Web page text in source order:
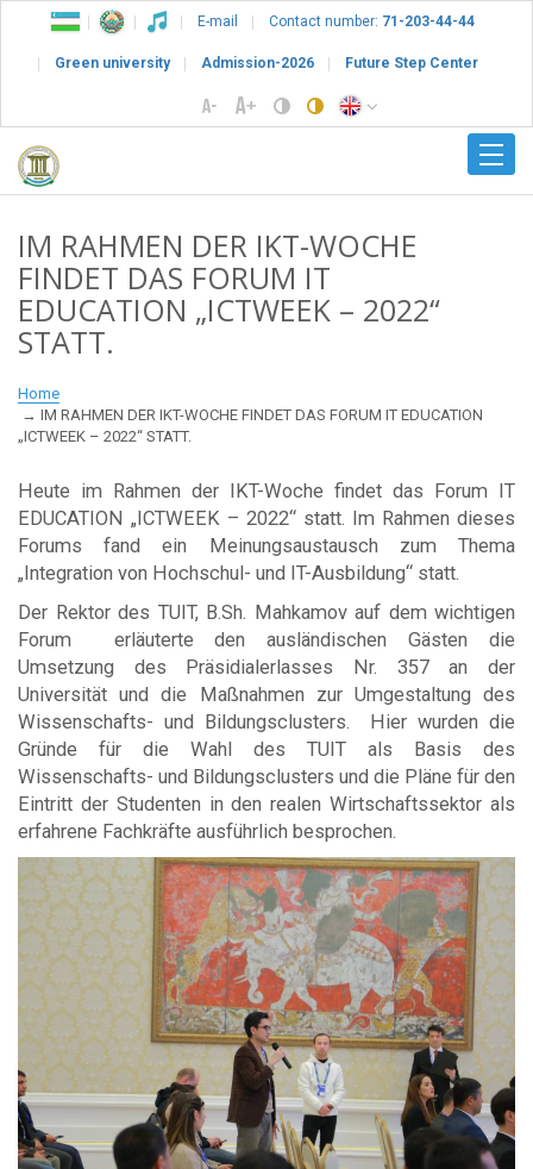
E-mail Contact number: 71-203-44-44
Green university Admission-2026 Future Step Center
IM RAHMEN DER IKT-WOCHE
FINDET DAS FORUM IT
EDUCATION „ICTWEEK – 2022“
STATT.
Home
IM RAHMEN DER IKT-WOCHE FINDET DAS FORUM IT EDUCATION
„ICTWEEK – 2022“ STATT.
Heute im Rahmen der IKT-Woche findet das Forum IT
EDUCATION „ICTWEEK – 2022“ statt. Im Rahmen dieses
Forums fand ein Meinungsaustausch zum Thema
„Integration von Hochschul- und IT-Ausbildung“ statt.
Der Rektor des TUIT, B.Sh. Mahkamov auf dem wichtigen
Forum erläuterte den ausländischen Gästen die
Umsetzung des Präsidialerlasses Nr. 357 an der
Universität und die Maßnahmen zur Umgestaltung des
Wissenschafts- und Bildungsclusters. Hier wurden die
Gründe für die Wahl des TUIT als Basis des
Wissenschafts- und Bildungsclusters und die Pläne für den
Eintritt der Studenten in den realen Wirtschaftssektor als
erfahrene Fachkräfte ausführlich besprochen.